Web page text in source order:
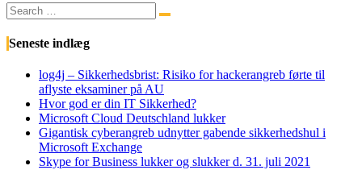
Search
for:
Search
Seneste indlæg
log4j – Sikkerhedsbrist: Risiko for hackerangreb førte til
aflyste eksaminer på AU
Hvor god er din IT Sikkerhed?
Microsoft Cloud Deutschland lukker
Gigantisk cyberangreb udnytter gabende sikkerhedshul i
Microsoft Exchange
Skype for Business lukker og slukker d. 31. juli 2021